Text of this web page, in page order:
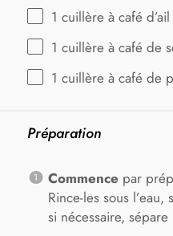
1 cuillère à café
1 cuillère à café de
1 cuillère à café de
Préparation
Commence par
Rince-les sous
si nécessaire,